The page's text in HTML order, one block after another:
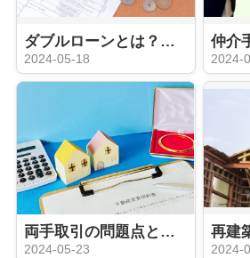
ダブルローンとは？そのメリットとリスクを徹底解説
2024-05-18 2024-
両手取引の問題点とその対策：「囲い込み」って？？
2024-05-23 2024-